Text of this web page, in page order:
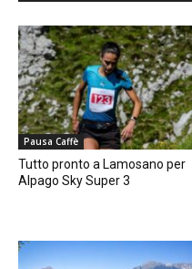
Pausa Caffè
Tutto pronto a Lamosano per
Alpago Sky Super 3